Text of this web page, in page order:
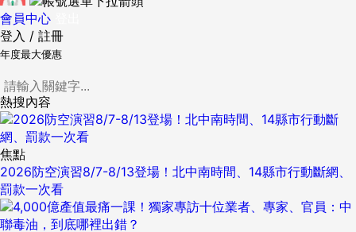
會員中心
登入 / 註冊
年度最大優惠
熱搜內容
焦點
2026防空演習8/7-8/13登場！北中南時間、14縣市行動斷網、
罰款一次看